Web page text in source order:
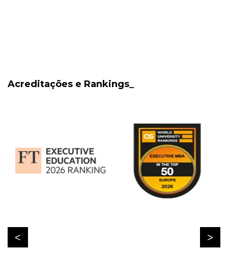
Acreditações e Rankings_